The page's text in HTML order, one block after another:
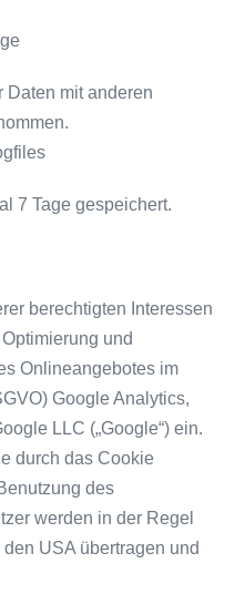
Daten mit anderen
7 Tage gespeichert.
berechtigten Interessen
und
Onlineangebotes im
Google Analytics,
LLC („Google“) ein.
durch das Cookie
des
werden in der Regel
USA übertragen und